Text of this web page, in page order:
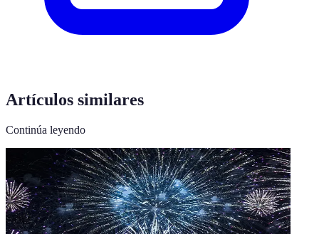
Artículos similares
Continúa leyendo